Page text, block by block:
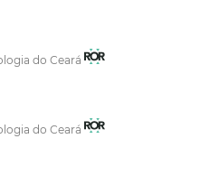
do Ceará
do Ceará